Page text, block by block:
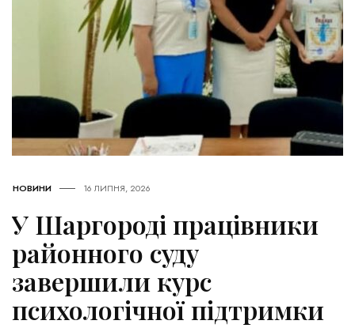
НОВИНИ 16 ЛИПНЯ, 2026
У Шаргороді працівники
районного суду
завершили курс
психологічної підтримки